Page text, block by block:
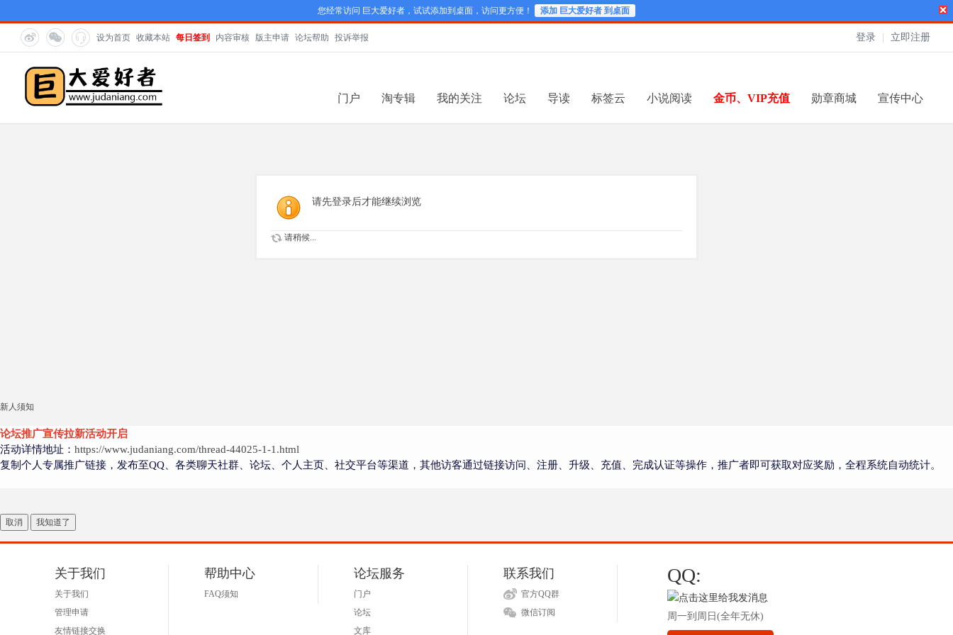
您经常访问 巨大爱好者，试试添加到桌面，访问更方便！ 添加 巨大爱好者 到桌面
登录 立即注册
设为首页 收藏本站 每日签到 内容审核 版主申请 论坛帮助 投诉举报
门户 淘专辑 我的关注 论坛 导读 标签云 小说阅读 金币、VIP充值 勋章商城 宣传中心
请先登录后才能继续浏览
请稍候...
新人须知
论坛推广宣传拉新活动开启
活动详情地址： https://www.judaniang.com/thread-44025-1-1.html
复制个人专属推广链接，发布至QQ、各类聊天社群、论坛、个人主页、社交平台等渠道，其他访客通过链接访问、注册、升级、充值、完成认证等操作，推广者即可获取对应奖励，全程系统自动统计。
取消 我知道了
关于我们
关于我们
管理申请
友情链接交换
帮助中心
FAQ须知
论坛服务
门户
论坛
文库
联系我们
官方QQ群
微信订阅
QQ:
周一到周日(全年无休)